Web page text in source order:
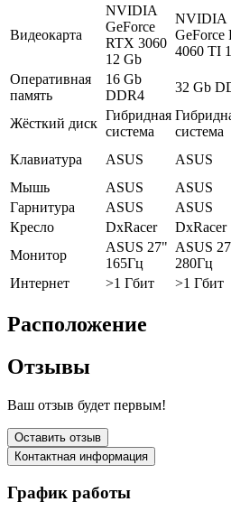
Видеокарта
NVIDIA
GeForce
RTX 3060
12 Gb
NVIDIA
GeForce
4060 TI
Оперативная
память
16 Gb
DDR4
32 Gb
Жёсткий диск
Гибридная
система
система
Клавиатура
ASUS ASUS
Мышь
ASUS ASUS
Гарнитура
ASUS ASUS
Кресло
DxRacer DxRacer
Монитор
ASUS 27"
165Гц
ASUS
280Гц
Интернет
>1 Гбит >1 Гбит
Расположение
Отзывы
Ваш отзыв будет первым!
Оставить отзыв
Контактная информация
График работы